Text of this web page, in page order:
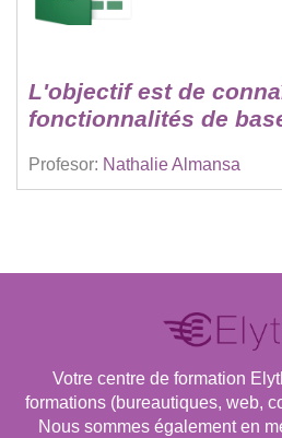
L'objectif est de
fonctionnalités de
Profesor: Nathalie Almansa
Votre centre de formation
formations (bureautiques, web,
Nous sommes également en